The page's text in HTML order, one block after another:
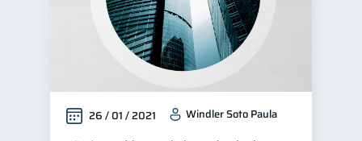
26 / 01 / 2021 Windler Soto Paula